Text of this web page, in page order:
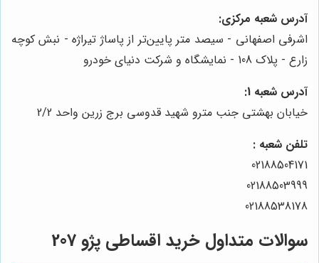
آدرس شعبه مرکزی:
اشرفی اصفهانی - سیصد متر پایین‌تر از پاساژ تیراژه - نبش کوچه
زارع - پلاک 108 - نمایشگاه و شرکت دنیای خودرو
آدرس شعبه 1:
خیابان بهشتی جنب مترو شهید قدوسی برج زرین واحد 2/2
تلفن شعبه :
02188504171
02188503999
02188538178
سوالات متداول خرید اقساطی پژو 207